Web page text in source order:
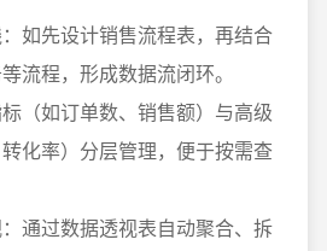
如先设计销售流程表，再结合
流程，形成数据流闭环。
（如订单数、销售额）与高级
化率）分层管理，便于按需查
通过数据透视表自动聚合、拆